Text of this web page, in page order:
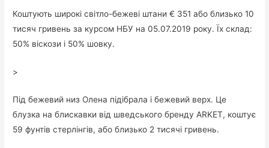
Коштують широкі світло-бежеві штани € 351 або близько 10
тисяч гривень за курсом НБУ на 05.07.2019 року. Їх склад:
50% віскози і 50% шовку.
>
Під бежевий низ Олена підібрала і бежевий верх. Це
блузка на блискавки від шведського бренду ARKET, коштує
59 фунтів стерлінгів, або близько 2 тисячі гривень.